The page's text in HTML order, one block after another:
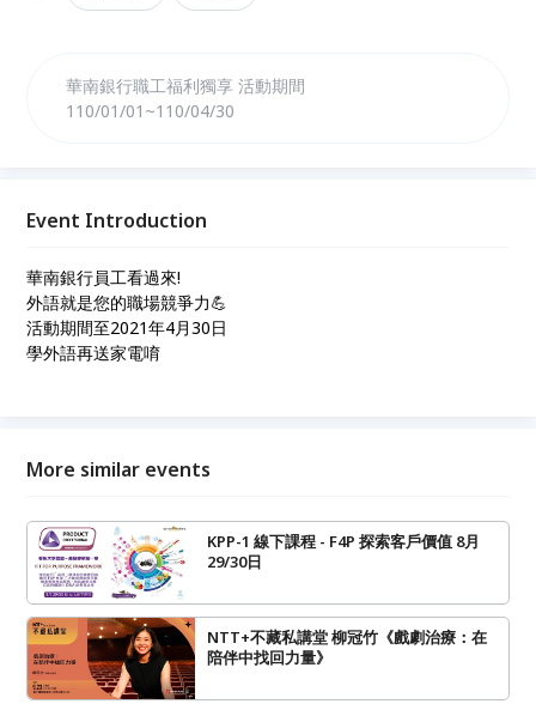
華南銀行職工福利獨享 活動期間
110/01/01~110/04/30
Event Introduction
華南銀行員工看過來!
外語就是您的職場競爭力💪
活動期間至2021年4月30日
學外語再送家電唷
More similar events
KPP-1 線下課程 - F4P 探索客戶價值 8月
29/30日
NTT+不藏私講堂 柳冠竹《戲劇治療：在
陪伴中找回力量》